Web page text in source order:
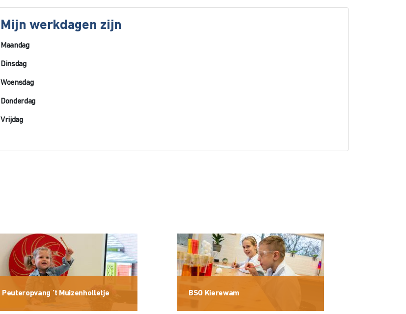
Mijn werkdagen zijn
Maandag
Dinsdag
Woensdag
Donderdag
Vrijdag
Peuteropvang ’t Muizenholletje BSO Kierewam